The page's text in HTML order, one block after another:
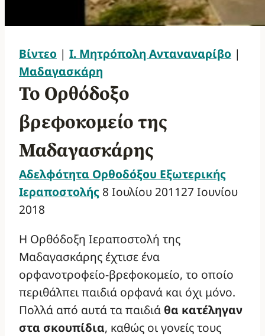
Βίντεο | Ι. Μητρόπολη Ανταναναρίβο |
Μαδαγασκάρη
Το Ορθόδοξο
βρεφοκομείο της
Μαδαγασκάρης
Αδελφότητα Ορθοδόξου Εξωτερικής
Ιεραποστολής 8 Ιουλίου 201127 Ιουνίου
2018
Η Ορθόδοξη Ιεραποστολή της
Μαδαγασκάρης έχτισε ένα
ορφανοτροφείο-βρεφοκομείο, το οποίο
περιθάλπει παιδιά ορφανά και όχι μόνο.
Πολλά από αυτά τα παιδιά θα κατέληγαν
στα σκουπίδια, καθώς οι γονείς τους